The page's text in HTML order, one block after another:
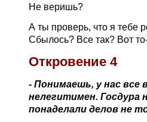
Не веришь?
А ты проверь, что я тебе
Сбылось? Все так? Вот
Откровение 4
- Понимаешь, у нас
нелегитимен. Госдура
понаделали делов не